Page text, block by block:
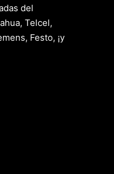
del
Telcel,
Festo, ¡y